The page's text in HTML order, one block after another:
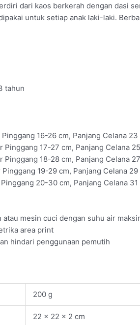
dari kaos berkerah dengan dasi
untuk setiap anak laki-laki.
tahun
16-26 cm, Panjang Celana
17-27 cm, Panjang Celana
18-28 cm, Panjang Celana
19-29 cm, Panjang Celana
20-30 cm, Panjang Celana 31
mesin cuci dengan suhu air
area print
hindari penggunaan pemutih
200 g
22 × 22 × 2 cm